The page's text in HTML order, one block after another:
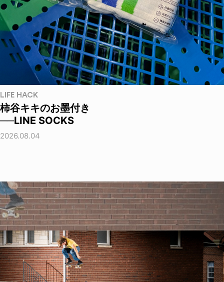
LIFE HACK
柿谷キキのお墨付き
──LINE SOCKS
2026.08.04